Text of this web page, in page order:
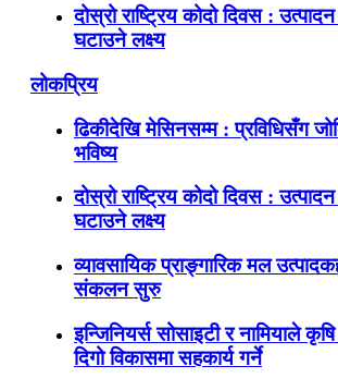
दोस्रो राष्ट्रिय कोदो दिवस :
घटाउने लक्ष्य
लोकप्रिय
ढिकीदेखि मेसिनसम्म : प्रविधिसँग
भविष्य
दोस्रो राष्ट्रिय कोदो दिवस :
घटाउने लक्ष्य
व्यावसायिक प्राङ्गारिक मल
संकलन सुरु
इन्जिनियर्स सोसाइटी र नामियाले
दिगो विकासमा सहकार्य गर्ने